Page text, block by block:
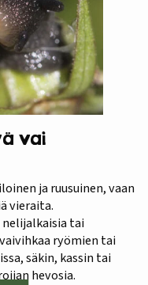
vai
ja ruusuinen, vaan
vieraita.
tai
ryömien tai
säkin, kassin tai
hevosia.